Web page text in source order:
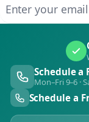
Schedule a
Mon–Fri 9–6 ·
Schedule a